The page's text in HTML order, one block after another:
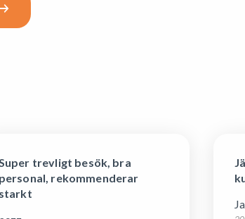
Jätte trevlig personal och
kunnigt folk.